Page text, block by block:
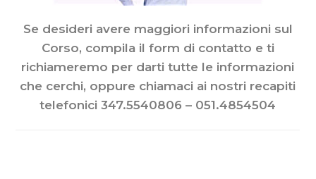
Se desideri avere maggiori informazioni sul
Corso, compila il form di contatto e ti
richiameremo per darti tutte le informazioni
che cerchi, oppure chiamaci ai nostri recapiti
telefonici 347.5540806 – 051.4854504